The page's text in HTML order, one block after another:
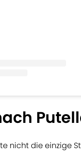
nicht die einzige